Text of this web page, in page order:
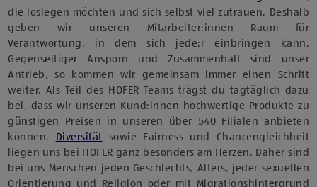
die loslegen möchten und sich selbst viel zutrauen. Deshalb
geben wir unseren Mitarbeiter:innen Raum für
Verantwortung, in dem sich jede:r einbringen kann.
Gegenseitiger Ansporn und Zusammenhalt sind unser
Antrieb, so kommen wir gemeinsam immer einen Schritt
weiter. Als Teil des HOFER Teams trägst du tagtäglich dazu
bei, dass wir unseren Kund:innen hochwertige Produkte zu
günstigen Preisen in unseren über 540 Filialen anbieten
können. Diversität sowie Fairness und Chancengleichheit
liegen uns bei HOFER ganz besonders am Herzen. Daher sind
bei uns Menschen jeden Geschlechts, Alters, jeder sexuellen
Orientierung und Religion oder mit Migrationshintergrund